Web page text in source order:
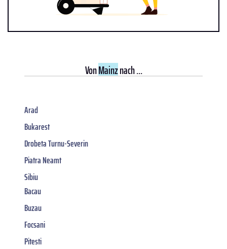
VonMainznach ...
Arad
Bukarest
Drobeta Turnu-Severin
Piatra Neamt
Sibiu
Bacau
Buzau
Focsani
Pitesti